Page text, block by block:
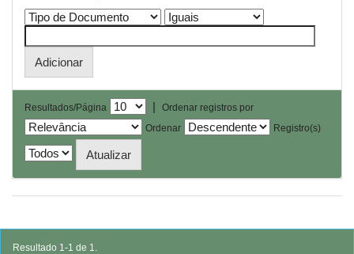
Resultados/Página |
Ordenar registros por
Ordenar
Registro(s)
Resultado 1-1 de 1.